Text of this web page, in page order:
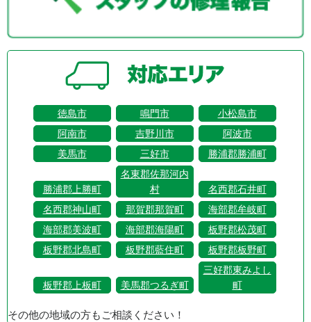
徳島市 鳴門市
小松島市
阿南市
吉野川市
阿波市
美馬市
三好市 勝浦郡勝浦町
勝浦郡上勝町
名東郡佐那河内
村
名西郡石井町
名西郡神山町
那賀郡那賀町
海部郡牟岐町
海部郡美波町
海部郡海陽町
板野郡松茂町
板野郡北島町
板野郡藍住町 板野郡板野町
板野郡上板町 美馬郡つるぎ町
三好郡東みよし
町
その他の地域の方もご相談ください！